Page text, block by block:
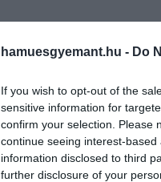
hamuesgyemant.hu - Do
If you wish to opt-out of the
sensitive information for
confirm your selection. Please
continue seeing interest-
information disclosed to third
further disclosure of your